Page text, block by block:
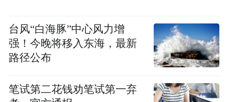
台风“白海豚”中心风力增
强！今晚将移入东海，最新
路径公布
笔试第二花钱劝笔试第一弃